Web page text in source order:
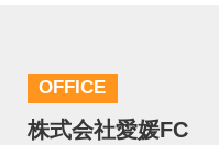
OFFICE
株式会社愛媛FC